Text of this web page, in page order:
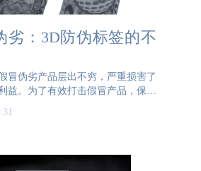
劣：3D防伪标签的不
冒伪劣产品层出不穷，严重损害了
益。为了有效打击假冒产品，保护
伪标签应运而生，并在产品防伪
用。 3D防伪标签是一种利用先进